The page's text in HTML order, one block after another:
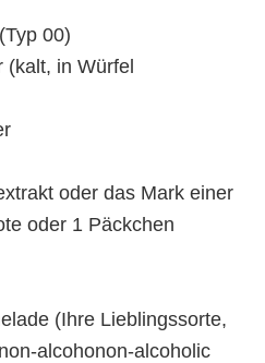
00)
(kalt, in Würfel
oder das Mark einer
oder 1 Päckchen
(Ihre Lieblingssorte,
alcohonon-alcoholic